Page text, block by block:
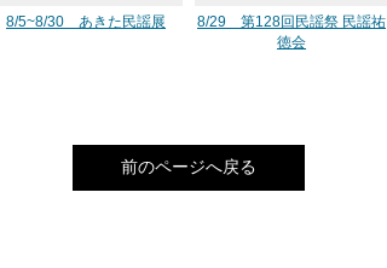
8/5~8/30 あきた民謡展
8/29 第128回民謡祭 民謡祐
徳会
前のページへ戻る